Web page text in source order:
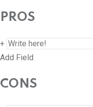
PROS
+
Add Field
CONS